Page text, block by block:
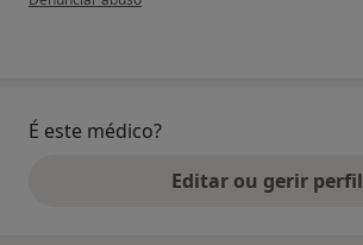
É este médico?
Editar ou gerir perfil